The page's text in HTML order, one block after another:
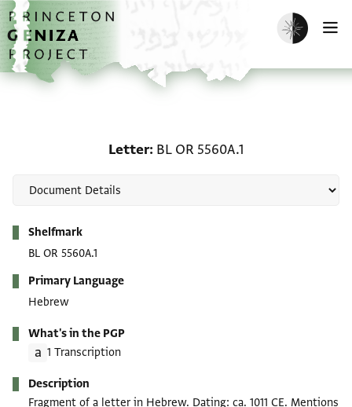
Skip to main content
home
Enable dark
Letter BL OR 5560A.1
Shelfmark
BL OR 5560A.1
Primary Language
Hebrew
What's in the PGP
1 Transcription
Description
Fragment of a letter in Hebrew. Dating: ca. 1011 CE. Mentions